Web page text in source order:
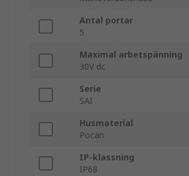
Antal portar
5
Maximal arbetspänning
30V dc
Serie
SAI
Husmaterial
Pocan
IP-klassning
IP68